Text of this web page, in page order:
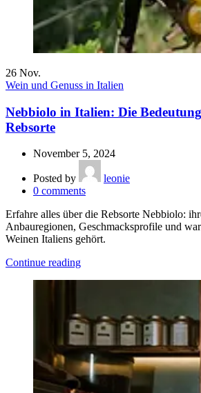
26 Nov.
Wein und Genuss in Italien
Nebbiolo in Italien: Die
Rebsorte
November 5, 2024
Posted by
leonie
0 comments
Erfahre alles über die Rebsorte Nebbiolo:
Anbauregionen, Geschmacksprofile und
Weinen Italiens gehört.
Continue reading